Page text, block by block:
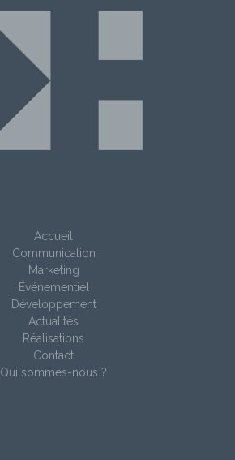
Accueil
Communication
Marketing
Événementiel
Développement
Actualités
Réalisations
Contact
Qui sommes-nous ?